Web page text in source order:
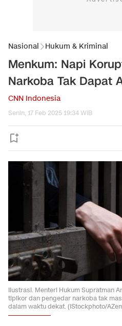
Nasional Hukum & Kriminal
Menkum: Napi
Narkoba Tak Dapat
CNN Indonesia
Senin, 17 Feb 2025 19:34 WIB
Ilustrasi. Menteri Hukum Supratman
tipikor dan pengedar narkoba tak
dalam waktu dekat. (iStockphoto/